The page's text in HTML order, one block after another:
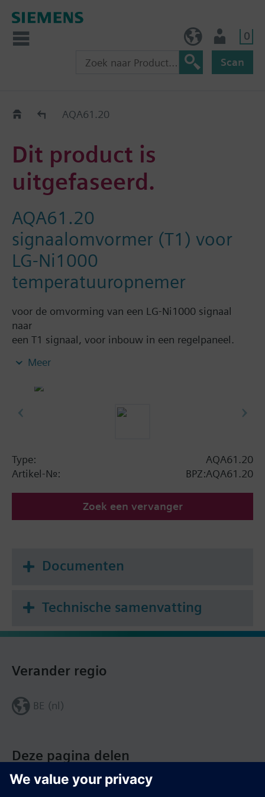
0
Scan
Old2NewAQA61.20
Dit product is
uitgefaseerd.
AQA61.20
signaalomvormer (T1) voor
LG-Ni1000
temperatuuropnemer
voor de omvorming van een LG-Ni1000 signaal
naar
een T1 signaal, voor inbouw in een regelpaneel.
Aanvullende informatie
Meer
Type:
AQA61.20
Artikel-Nr.:
BPZ:AQA61.20
Zoek een vervanger
Documenten
Technische samenvatting
Deze pagina delen
Verander regio
BE (nl)